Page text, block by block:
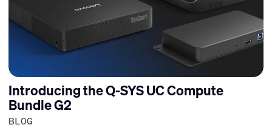
Introducing the Q-SYS UC Compute
Bundle G2
BLOG